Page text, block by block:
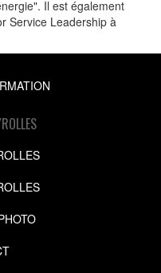
Il est également
Service Leadership à